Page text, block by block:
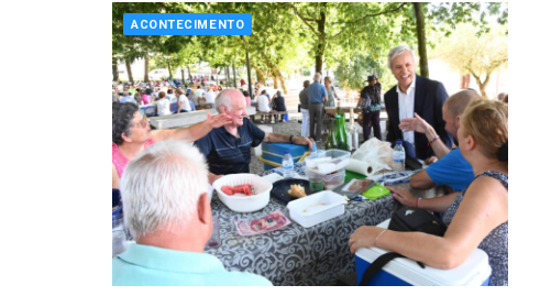
ACONTECIMENTO